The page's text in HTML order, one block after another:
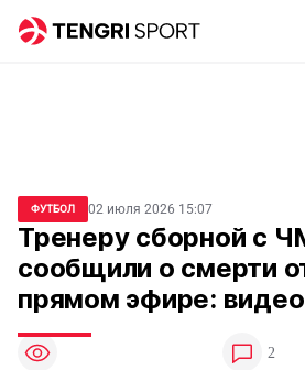
ФУТБОЛ 02 июля 2026 15:07
Тренеру сборной с
сообщили о смерти
прямом эфире: видео
2